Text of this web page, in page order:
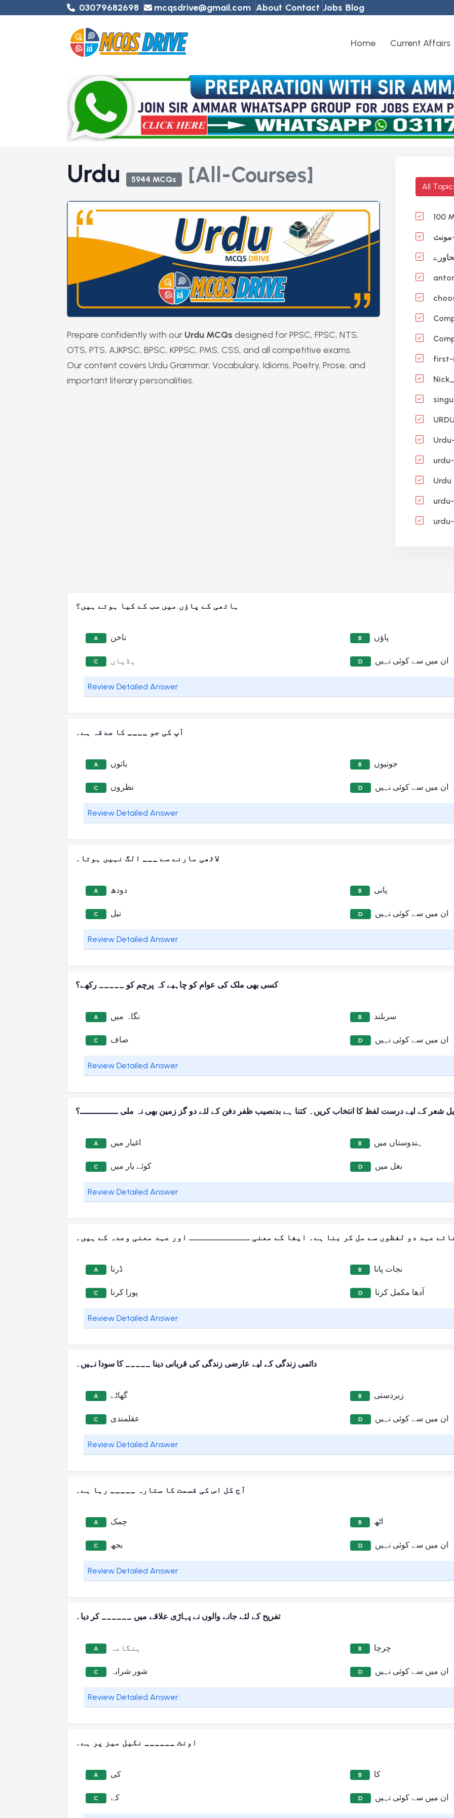
03079682698 mcqsdrive@gmail.com About Contact Jobs Blog
Home Current Affairs
Urdu 5944 MCQs [All-Courses]
Prepare confidently with our Urdu MCQs designed for PPSC, FPSC, NTS,
OTS, PTS, AJKPSC, BPSC, KPPSC, PMS, CSS, and all competitive exams.
Our content covers Urdu Grammar, Vocabulary, Idioms, Poetry, Prose, and
important literary personalities.
All
100
first-
Urdu
ہاتھی کے پاؤں میں سب کے کیا ہوتے ہیں؟
A ناخن B پاؤں
C ہڈیاں D ان میں سے کوئی نہیں
Review Detailed Answer
آپ کی جو ____ کا صدقہ ہے۔
A باتوں B جوتیوں
C نظروں D ان میں سے کوئی نہیں
Review Detailed Answer
لاٹھی مارنے سے ___ الگ نہیں ہوتا۔
A دودھ B پانی
C تیل D ان میں سے کوئی نہیں
Review Detailed Answer
کسی بھی ملک کی عوام کو چاہیے کہ پرچم کو _____ رکھے؟
A نگاہ میں B سربلند
C صاف D ان میں سے کوئی نہیں
Review Detailed Answer
شعر کے لیے درست لفظ کا انتخاب کریں۔ کتنا ہے بدنصیب ظفر دفن کے لئے دو گز زمین بھی نہ ملی ـــــــــــــــ؟
A اغیار میں B ہندوستاں میں
C کوئے یار میں D بغل میں
Review Detailed Answer
عہد دو لفظوں سے مل کر بنا ہے۔ ایفا کے معنی ــــــــــــ اور عہد معنی وعدہ کے ہیں۔
A ڈرنا B نجات پانا
C پورا کرنا D آدھا مکمل کرنا
Review Detailed Answer
دائمی زندگی کے لیے عارضی زندگی کی قربانی دینا _____ کا سودا نہیں۔
A گھاٹے B زبردستی
C عقلمندی D ان میں سے کوئی نہیں
Review Detailed Answer
آج کل اس کی قسمت کا ستارہ _____ رہا ہے۔
A چمک B اٹھ
C بجھ D ان میں سے کوئی نہیں
Review Detailed Answer
تفریح کے لئے جانے والوں نے پہاڑی علاقے میں ______ کر دیا۔
A ہنگامہ B چرچا
C شور شرابہ D ان میں سے کوئی نہیں
Review Detailed Answer
اونٹ ______ نکیل میز پر ہے۔
A کی B کا
C کے D ان میں سے کوئی نہیں